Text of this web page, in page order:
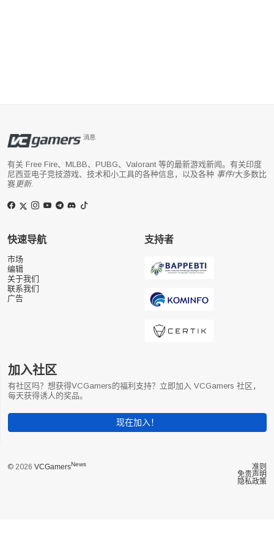
消息
有关 Free Fire、MLBB、PUBG、Valorant 等的最新游戏新闻。有关印度
尼西亚电子竞技游戏、技术和小工具的各种信息，以及各种 事件/大多数比
赛 更新.
快速导航
市场
编辑
关于我们
联系我们
广告
支持者
加入社区
有社区吗？想获得VCGamers的福利支持？立即加入 VCGamers 社区，
每天获得诱人的奖品。
现在加入！
© 2026 VCGamersNews
准则
免责声明
隐私政策